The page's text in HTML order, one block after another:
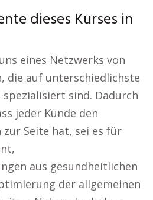
dieses Kurses in
eines Netzwerks von
die auf unterschiedlichste
sind. Dadurch
jeder Kunde den
zur Seite hat, sei es für
aus gesundheitlichen
der allgemeinen